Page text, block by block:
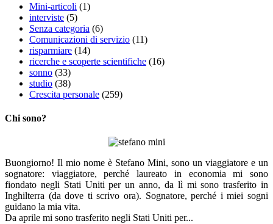
Mini-articoli (1)
interviste (5)
Senza categoria (6)
Comunicazioni di servizio (11)
risparmiare (14)
ricerche e scoperte scientifiche (16)
sonno (33)
studio (38)
Crescita personale (259)
Chi sono?
Buongiorno! Il mio nome è Stefano Mini, sono un viaggiatore e un
sognatore: viaggiatore, perché laureato in economia mi sono
fiondato negli Stati Uniti per un anno, da lì mi sono trasferito in
Inghilterra (da dove ti scrivo ora). Sognatore, perché i miei sogni
guidano la mia vita.
Da aprile mi sono trasferito negli Stati Uniti per...